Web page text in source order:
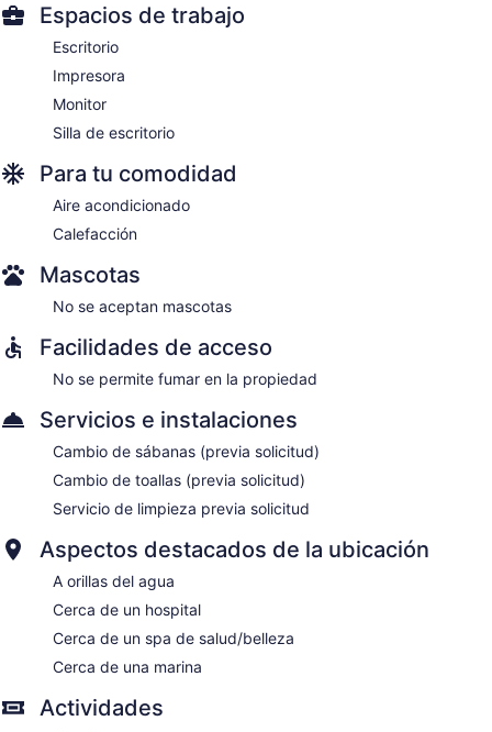
Espacios de trabajo
Escritorio
Impresora
Monitor
Silla de escritorio
Para tu comodidad
Aire acondicionado
Calefacción
Mascotas
No se aceptan mascotas
Facilidades de acceso
No se permite fumar en la propiedad
Servicios e instalaciones
Cambio de sábanas (previa solicitud)
Cambio de toallas (previa solicitud)
Servicio de limpieza previa solicitud
Aspectos destacados de la ubicación
A orillas del agua
Cerca de un hospital
Cerca de un spa de salud/belleza
Cerca de una marina
Actividades